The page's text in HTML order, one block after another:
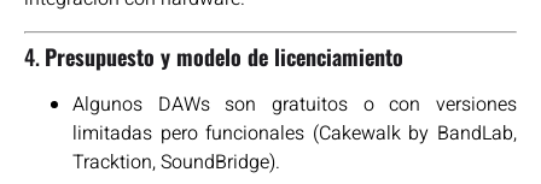
4.Presupuesto y modelo de licenciamiento
Algunos DAWs son gratuitos o con versiones
limitadas pero funcionales (Cakewalk by BandLab,
Tracktion, SoundBridge).